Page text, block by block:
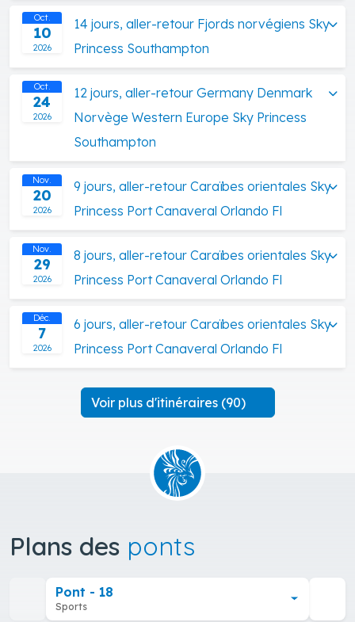
Oct.
10
2026
14 jours, aller-retour Fjords norvégiens Sky
Princess Southampton
Oct.
24
2026
12 jours, aller-retour Germany Denmark
Norvège Western Europe Sky Princess
Southampton
Nov.
20
2026
9 jours, aller-retour Caraïbes orientales Sky
Princess Port Canaveral Orlando Fl
Nov.
29
2026
8 jours, aller-retour Caraïbes orientales Sky
Princess Port Canaveral Orlando Fl
Déc.
7
2026
6 jours, aller-retour Caraïbes orientales Sky
Princess Port Canaveral Orlando Fl
Voir plus d'itinéraires (90)
Plans des ponts
Pont - 18
Sports